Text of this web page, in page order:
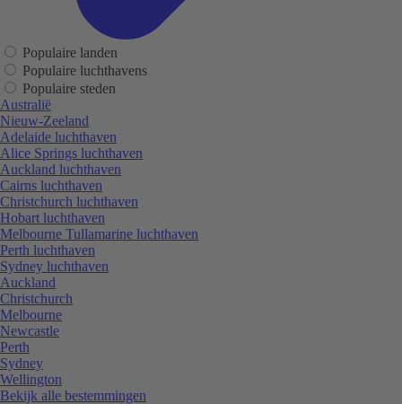
Populaire landen
Populaire luchthavens
Populaire steden
Australië
Nieuw-Zeeland
Adelaide luchthaven
Alice Springs luchthaven
Auckland luchthaven
Cairns luchthaven
Christchurch luchthaven
Hobart luchthaven
Melbourne Tullamarine luchthaven
Perth luchthaven
Sydney luchthaven
Auckland
Christchurch
Melbourne
Newcastle
Perth
Sydney
Wellington
Bekijk alle bestemmingen